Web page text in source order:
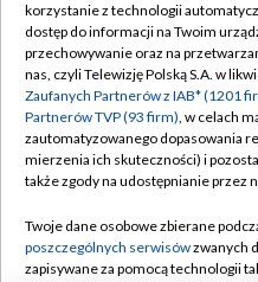
korzystanie z technologii
dostęp do informacji na Twoim
przechowywanie oraz na
nas, czyli Telewizję Polską S.A. w
Zaufanych Partnerów z IAB* (1201
Partnerów TVP (93 firm), w celach
zautomatyzowanego dopasowania
mierzenia ich skuteczności) i
także zgody na udostępnianie przez
Twoje dane osobowe zbierane
poszczególnych serwisówzwanych
zapisywane za pomocą technologii